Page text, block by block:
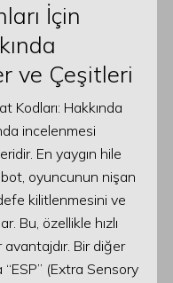
İçin
ve Çeşitleri
Kodları: Hakkında
incelenmesi
En yaygın hile
oyuncunun nişan
kilitlenmesini ve
Bu, özellikle hızlı
Bir diğer
(Extra Sensory